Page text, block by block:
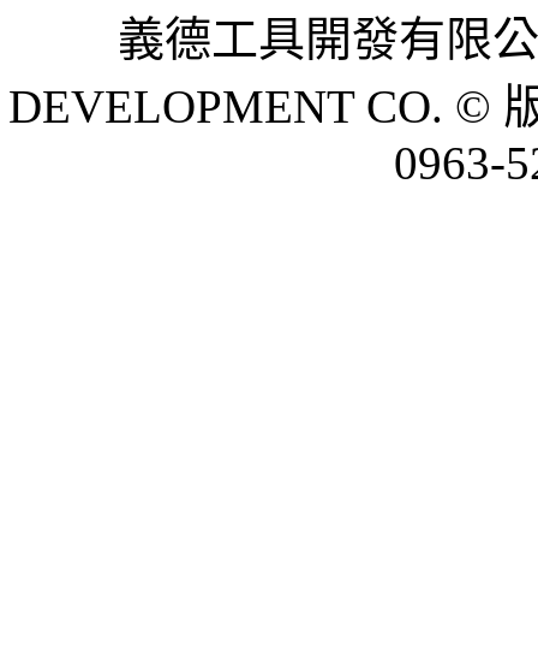
義德工具開發有限
DEVELOPMENT CO. ©
0963-